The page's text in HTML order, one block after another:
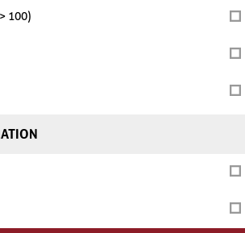
100)